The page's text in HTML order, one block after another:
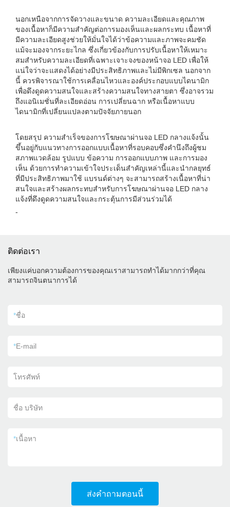
นอกเหนือจากการจัดวางและขนาด ความละเอียดและคุณภาพ
ของเนื้อหาก็มีความสำคัญต่อการมองเห็นและผลกระทบ เนื้อหาที่
มีความละเอียดสูงช่วยให้มั่นใจได้ว่าข้อความและภาพจะคมชัด
แม้จะมองจากระยะไกล ซึ่งเกี่ยวข้องกับการปรับเนื้อหาให้เหมาะ
สมสำหรับความละเอียดที่เฉพาะเจาะจงของหน้าจอ LED เพื่อให้
แน่ใจว่าจะแสดงได้อย่างมีประสิทธิภาพและไม่มีพิกเซล นอกจาก
นี้ ควรพิจารณาใช้การเคลื่อนไหวและองค์ประกอบแบบไดนามิก
เพื่อดึงดูดความสนใจและสร้างความสนใจทางสายตา ซึ่งอาจรวม
ถึงแอนิเมชั่นที่ละเอียดอ่อน การเปลี่ยนฉาก หรือเนื้อหาแบบ
ไดนามิกที่เปลี่ยนแปลงตามปัจจัยภายนอก
โดยสรุป ความสำเร็จของการโฆษณาผ่านจอ LED กลางแจ้งนั้น
ขึ้นอยู่กับแนวทางการออกแบบเนื้อหาที่รอบคอบซึ่งคำนึงถึงผู้ชม
สภาพแวดล้อม รูปแบบ ข้อความ การออกแบบภาพ และการมอง
เห็น ด้วยการทำความเข้าใจประเด็นสำคัญเหล่านี้และนำกลยุทธ์
ที่มีประสิทธิภาพมาใช้ แบรนด์ต่างๆ จะสามารถสร้างเนื้อหาที่น่า
สนใจและสร้างผลกระทบสำหรับการโฆษณาผ่านจอ LED กลาง
แจ้งที่ดึงดูดความสนใจและกระตุ้นการมีส่วนร่วมได้
-
ติดต่อเรา
เพียงแค่บอกความต้องการของคุณเราสามารถทำได้มากกว่าที่คุณ
สามารถจินตนาการได้
*ชื่อ
*E-mail
โทรศัพท์
ชื่อ บริษัท
*เนื้อหา
ส่งคำถามตอนนี้